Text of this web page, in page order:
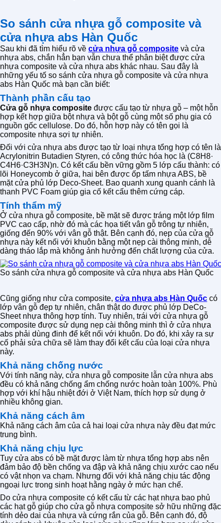
So sánh cửa nhựa gỗ composite và
cửa nhựa abs Hàn Quốc
Sau khi đã tìm hiểu rõ về cửa nhựa gỗ composite và cửa
nhựa abs, chắn hẳn bạn vẫn chưa thể phân biệt được cửa
nhựa composite và cửa nhựa abs khác nhau. Sau đây là
những yếu tố so sánh cửa nhựa gỗ composite và cửa nhựa
abs Hàn Quốc mà bạn cần biết:
Thành phần cấu tạo
Cửa gỗ nhựa composite được cấu tạo từ nhựa gỗ – một hỗn
hợp kết hợp giữa bột nhựa và bột gỗ cùng một số phụ gia có
nguồn gốc cellulose. Do đó, hỗn hợp này có tên gọi là
composite nhựa sợi tự nhiên.
Đối với cửa nhựa abs được tạo từ loại nhựa tổng hợp có tên là
Acrylonitrin Butadien Styren, có công thức hóa học là (C8H8·
C4H6·C3H3N)n. Có kết cấu bền vững gồm 5 lớp cấu thành: có
lõi Honeycomb ở giữa, hai bên được ốp tấm nhựa ABS, bề
mặt cửa phủ lớp Deco-Sheet. Bao quanh xung quanh cánh là
thanh PVC Foam giúp gia cố kết cấu thêm cứng cáp.
Tính thẩm mỹ
Ở cửa nhựa gỗ composite, bề mặt sẽ được tráng một lớp film
PVC cao cấp, nhờ đó mà các họa tiết vân gỗ trông tự nhiên,
giống đến 90% với vân gỗ thật. Bên cạnh đó, nẹp của cửa gỗ
nhựa này kết nối với khuôn bằng một nẹp cài thông minh, dễ
dàng tháo lắp mà không ảnh hưởng đến chất lượng của cửa.
So sánh cửa nhựa gỗ composite và cửa nhựa abs Hàn Quốc
Cũng giống như cửa composite, cửa nhựa abs Hàn Quốc có
lớp vân gỗ đẹp tự nhiên, chân thật do được phủ lớp DeCo-
Sheet nhựa thông hợp tính. Tuy nhiên, trái với cửa nhựa gỗ
composite được sử dụng nẹp cài thông minh thì ở cửa nhựa
abs phải dùng đinh để kết nối với khuôn. Do đó, khi xảy ra sự
cố phải sửa chữa sẽ làm thay đổi kết cấu của loại cửa nhựa
này.
Khả năng chống nước
Với tính năng này, cửa nhựa gỗ composite lẫn cửa nhựa abs
đều có khả năng chống ẩm chống nước hoàn toàn 100%. Phù
hợp với khí hậu nhiệt đới ở Việt Nam, thích hợp sử dụng ở
nhiều không gian.
Khả năng cách âm
Khả năng cách âm của cả hai loại cửa nhựa này đều đạt mức
trung bình.
Khả năng chịu lực
Tuy cửa abs có bề mặt được làm từ nhựa tổng hợp abs nên
đảm bảo độ bền chống va đập và khả năng chịu xước cao nếu
có vật nhọn va chạm. Nhưng đối với khả năng chịu tác động
ngoại lực trong sinh hoạt hằng ngày ở mức hạn chế.
Do cửa nhựa composite có kết cấu từ các hạt nhựa bao phủ
các hạt gỗ giúp cho cửa gỗ nhựa composite sở hữu những đặc
tính dẻo dai của nhựa và cứng rắn của gỗ. Bên cạnh đó, độ